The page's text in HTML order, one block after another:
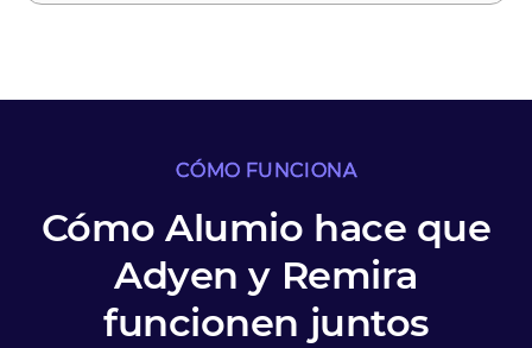
CÓMO FUNCIONA
Cómo Alumio hace que
Adyen y Remira
funcionen juntos